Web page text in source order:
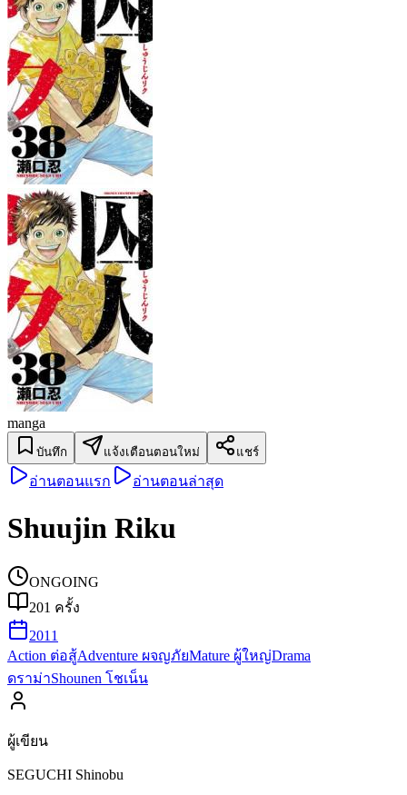
manga
บันทึก แจ้งเตือนตอนใหม่ แชร์
อ่านตอนแรก อ่านตอนล่าสุด
Shuujin Riku
ONGOING
201 ครั้ง
2011
Action ต่อสู้Adventure ผจญภัยMature ผู้ใหญ่Drama
ดราม่าShounen โชเน็น
ผู้เขียน
SEGUCHI Shinobu